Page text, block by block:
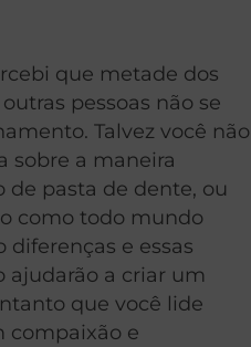
que metade dos
pessoas não se
Talvez você não
sobre a maneira
de pasta de dente, ou
como todo mundo
diferenças e essas
ajudarão a criar um
que você lide
compaixão e